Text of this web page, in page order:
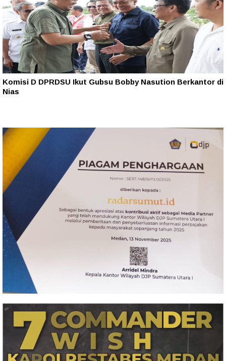
Komisi D DPRDSU Ikut Gubsu Bobby Nasution Berkantor di
Nias